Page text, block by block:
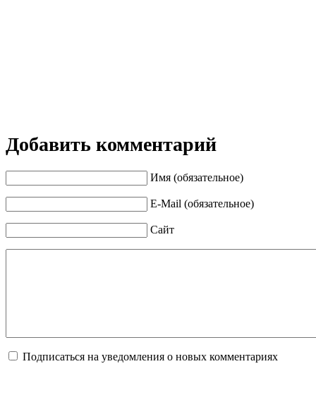
Добавить комментарий
Имя (обязательное)
E-Mail (обязательное)
Сайт
Подписаться на уведомления о новых комментариях